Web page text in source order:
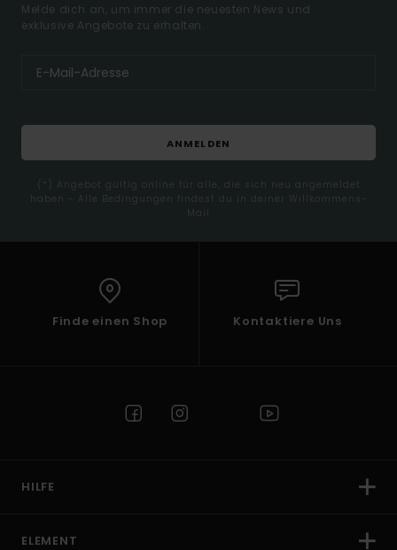
Melde dich an, um immer die neuesten News und
exklusive Angebote zu erhalten.
ANMELDEN
(*) Angebot gültig online für alle, die sich neu angemeldet
haben - Alle Bedingungen findest du in deiner Willkommens-
Mail
Finde einen Shop Kontaktiere Uns
HILFE
ELEMENT